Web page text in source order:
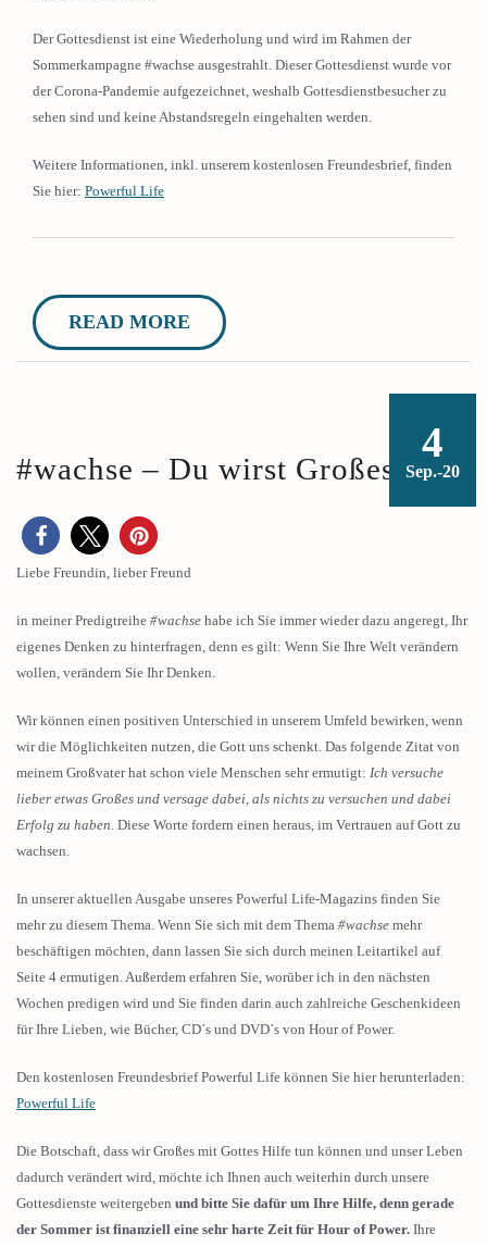
Der Gottesdienst ist eine Wiederholung und wird im Rahmen der
Sommerkampagne #wachse ausgestrahlt. Dieser Gottesdienst wurde vor
der Corona-Pandemie aufgezeichnet, weshalb Gottesdienstbesucher zu
sehen sind und keine Abstandsregeln eingehalten werden.
Weitere Informationen, inkl. unserem kostenlosen Freundesbrief, finden
Sie hier: Powerful Life
READ MORE
4
Sep.-20
#wachse – Du wirst Großes tun!
Liebe Freundin, lieber Freund
in meiner Predigtreihe #wachse habe ich Sie immer wieder dazu angeregt, Ihr
eigenes Denken zu hinterfragen, denn es gilt: Wenn Sie Ihre Welt verändern
wollen, verändern Sie Ihr Denken.
Wir können einen positiven Unterschied in unserem Umfeld bewirken, wenn
wir die Möglichkeiten nutzen, die Gott uns schenkt. Das folgende Zitat von
meinem Großvater hat schon viele Menschen sehr ermutigt: Ich versuche
lieber etwas Großes und versage dabei, als nichts zu versuchen und dabei
Erfolg zu haben. Diese Worte fordern einen heraus, im Vertrauen auf Gott zu
wachsen.
In unserer aktuellen Ausgabe unseres Powerful Life-Magazins finden Sie
mehr zu diesem Thema. Wenn Sie sich mit dem Thema #wachse mehr
beschäftigen möchten, dann lassen Sie sich durch meinen Leitartikel auf
Seite 4 ermutigen. Außerdem erfahren Sie, worüber ich in den nächsten
Wochen predigen wird und Sie finden darin auch zahlreiche Geschenkideen
für Ihre Lieben, wie Bücher, CD´s und DVD´s von Hour of Power.
Den kostenlosen Freundesbrief Powerful Life können Sie hier herunterladen:
Powerful Life
Die Botschaft, dass wir Großes mit Gottes Hilfe tun können und unser Leben
dadurch verändert wird, möchte ich Ihnen auch weiterhin durch unsere
Gottesdienste weitergeben und bitte Sie dafür um Ihre Hilfe, denn gerade
der Sommer ist finanziell eine sehr harte Zeit für Hour of Power. Ihre